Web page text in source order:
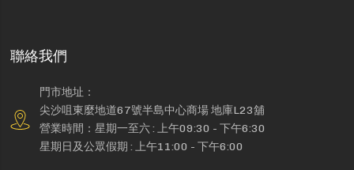
聯絡我們
門市地址：
尖沙咀東麼地道67號半島中心商場 地庫L23舖
營業時間：星期一至六 : 上午09:30 - 下午6:30
星期日及公眾假期 : 上午11:00 - 下午6:00